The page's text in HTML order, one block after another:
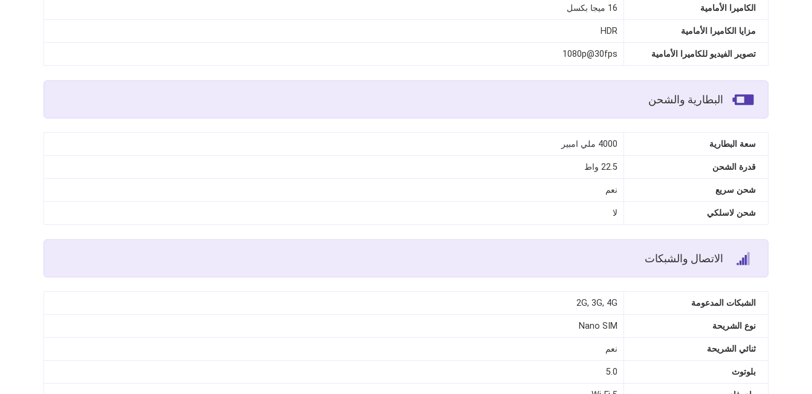
الكاميرا الأمامية 16 ميجا بكسل
مزايا الكاميرا الأمامية HDR
تصوير الفيديو للكاميرا الأمامية 1080p@30fps
البطارية والشحن
سعة البطارية 4000 ملي امبير
قدرة الشحن 22.5 واط
شحن سريع نعم
شحن لاسلكي لا
الاتصال والشبكات
الشبكات المدعومة 2G, 3G, 4G
نوع الشريحة Nano SIM
ثنائي الشريحة نعم
بلوتوث 5.0